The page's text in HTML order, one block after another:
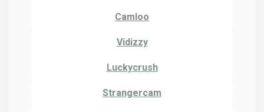
Camloo
Vidizzy
Luckycrush
Strangercam